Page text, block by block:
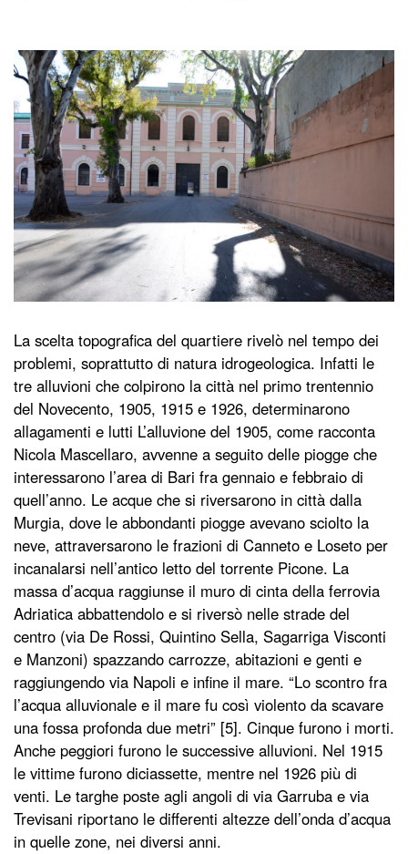
La scelta topografica del quartiere rivelò nel tempo dei
problemi, soprattutto di natura idrogeologica. Infatti le
tre alluvioni che colpirono la città nel primo trentennio
del Novecento, 1905, 1915 e 1926, determinarono
allagamenti e lutti L’alluvione del 1905, come racconta
Nicola Mascellaro, avvenne a seguito delle piogge che
interessarono l’area di Bari fra gennaio e febbraio di
quell’anno. Le acque che si riversarono in città dalla
Murgia, dove le abbondanti piogge avevano sciolto la
neve, attraversarono le frazioni di Canneto e Loseto per
incanalarsi nell’antico letto del torrente Picone. La
massa d’acqua raggiunse il muro di cinta della ferrovia
Adriatica abbattendolo e si riversò nelle strade del
centro (via De Rossi, Quintino Sella, Sagarriga Visconti
e Manzoni) spazzando carrozze, abitazioni e genti e
raggiungendo via Napoli e infine il mare. “Lo scontro fra
l’acqua alluvionale e il mare fu così violento da scavare
una fossa profonda due metri” [5]. Cinque furono i morti.
Anche peggiori furono le successive alluvioni. Nel 1915
le vittime furono diciassette, mentre nel 1926 più di
venti. Le targhe poste agli angoli di via Garruba e via
Trevisani riportano le differenti altezze dell’onda d’acqua
in quelle zone, nei diversi anni.